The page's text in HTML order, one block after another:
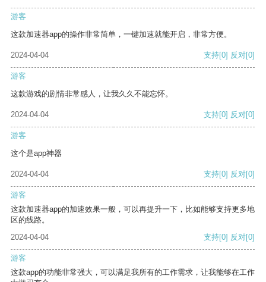
游客
这款加速器app的操作非常简单，一键加速就能开启，非常方便。
2024-04-04 支持[0] 反对[0]
游客
这款游戏的剧情非常感人，让我久久不能忘怀。
2024-04-04 支持[0] 反对[0]
游客
这个是app神器
2024-04-04 支持[0] 反对[0]
游客
这款加速器app的加速效果一般，可以再提升一下，比如能够支持更多地
区的线路。
2024-04-04
支持[0] 反对[0]
游客
这款app的功能非常强大，可以满足我所有的工作需求，让我能够在工作